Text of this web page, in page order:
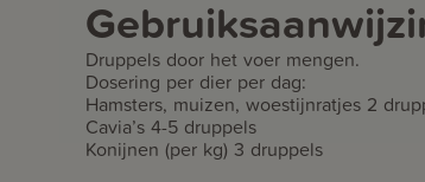
Druppels door het voer mengen.
Dosering per dier per dag:
Hamsters, muizen, woestijnratjes 2
Cavia’s 4-5 druppels
Konijnen (per kg) 3 druppels